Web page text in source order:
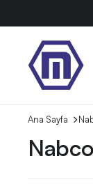
Ana Sayfa